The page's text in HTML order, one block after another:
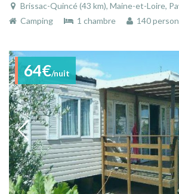
Brissac-Quincé (43 km), Maine-et-Loire,
Camping
1 chambre 140
64€/nuit